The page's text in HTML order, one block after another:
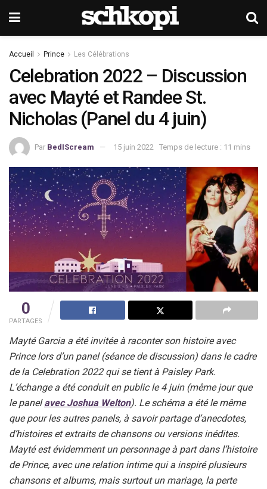
Accueil Prince Les Célébrations
Celebration 2022 – Discussion
avec Mayté et Randee St.
Nicholas (Panel du 4 juin)
Par BedIScream 15 juin 2022 Temps de lecture : 11 mins
0
PARTAGES
Mayté Garcia a été invitée à raconter son histoire avec
Prince lors d’un panel (séance de discussion) dans le cadre
de la Celebration 2022 qui se tient à Paisley Park.
L’échange a été conduit en public le 4 juin (même jour que
le panelavec Joshua Welton). Le schéma a été le même
que pour les autres panels, à savoir partage d’anecdotes,
d’histoires et extraits de chansons ou versions inédites.
Mayté est évidemment un personnage à part dans l’histoire
de Prince, avec une relation intime qui a inspiré plusieurs
chansons et albums, mais surtout un mariage, la perte